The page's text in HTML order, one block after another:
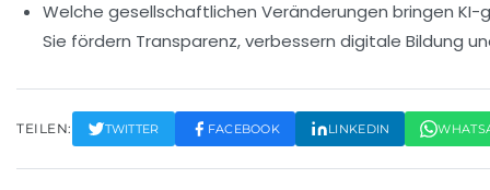
Welche gesellschaftlichen Veränderungen bringen
Sie fördern Transparenz, verbessern digitale Bildung
TEILEN: TWITTER FACEBOOK LINKEDIN